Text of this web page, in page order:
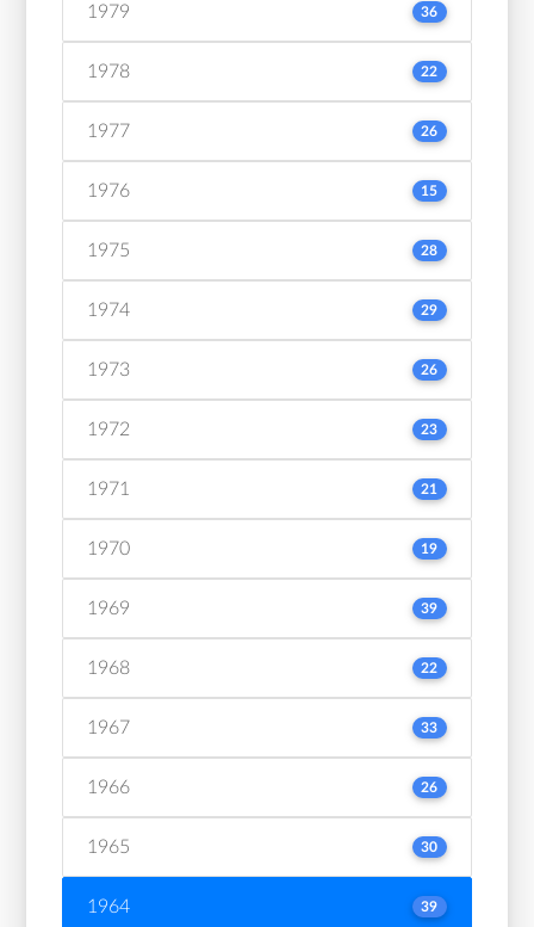
1979 36
1978 22
1977 26
1976 15
1975 28
1974 29
1973 26
1972 23
1971 21
1970 19
1969 39
1968 22
1967 33
1966 26
1965 30
1964 39